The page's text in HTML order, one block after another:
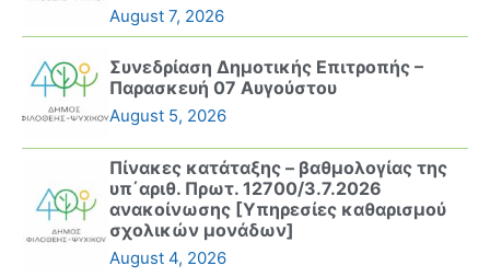
August 7, 2026
Συνεδρίαση Δημοτικής Επιτροπής –
Παρασκευή 07 Αυγούστου
August 5, 2026
Πίνακες κατάταξης – βαθμολογίας της
υπ΄αριθ. Πρωτ. 12700/3.7.2026
ανακοίνωσης [Υπηρεσίες καθαρισμού
σχολικών μονάδων]
August 4, 2026